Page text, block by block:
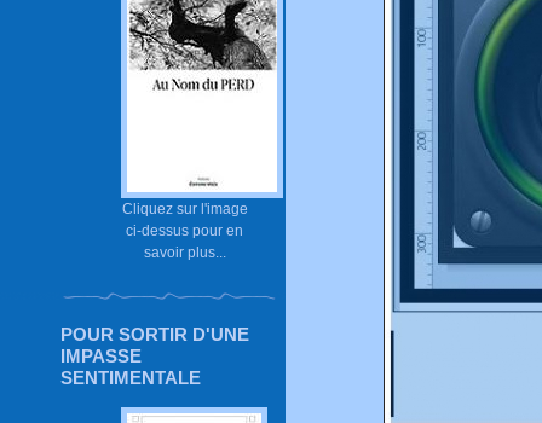
Cliquez sur l'image
ci-dessus pour en
savoir plus...
POUR SORTIR D'UNE
IMPASSE
SENTIMENTALE